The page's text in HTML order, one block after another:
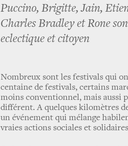
Puccino, Brigitte, Jain,
Charles Bradley et Rone
eclectique et citoyen
Nombreux sont les festivals qui
centaine de festivals, certains
moins conventionnel, mais aussi
différent. A quelques kilomètres
un événement qui mélange
vraies actions sociales et solidaires